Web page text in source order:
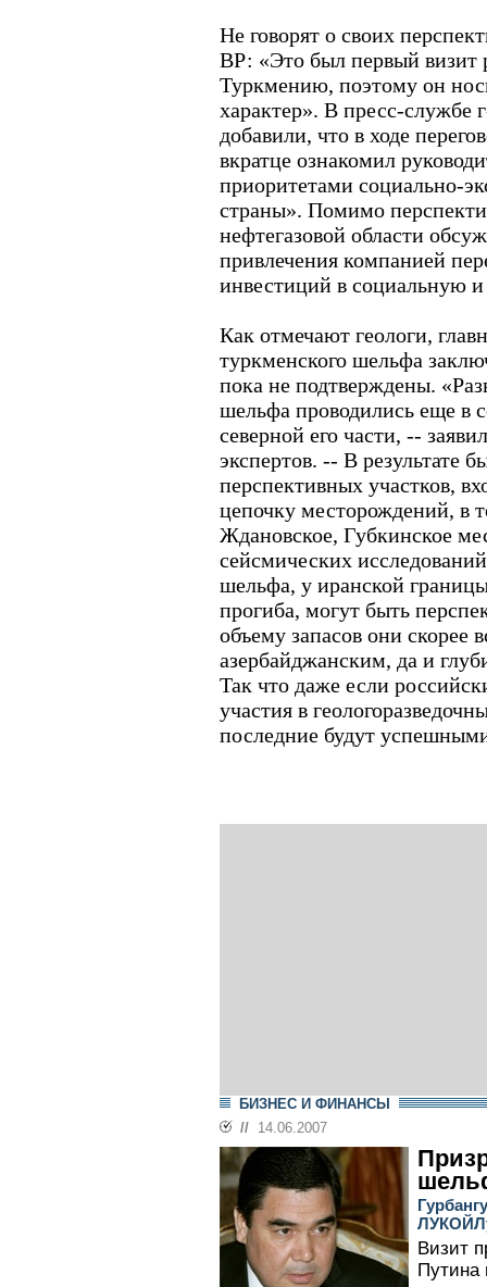
Не говорят о своих
ВР: «Это был первый визит
Туркмению, поэтому он
характер». В пресс-службе
добавили, что в ходе
вкратце ознакомил
приоритетами социально-
страны». Помимо
нефтегазовой области
привлечения компанией
инвестиций в социальную
Как отмечают геологи,
туркменского шельфа
пока не подтверждены.
шельфа проводились еще в
северной его части, --
экспертов. -- В результате
перспективных участков,
цепочку месторождений, в
Ждановское, Губкинское
сейсмических
шельфа, у иранской
прогиба, могут быть
объему запасов они скорее
азербайджанским, да и
Так что даже если
участия в
последние будут
БИЗНЕС И ФИНАНСЫ
// 14.06.2007
Визит
Путина